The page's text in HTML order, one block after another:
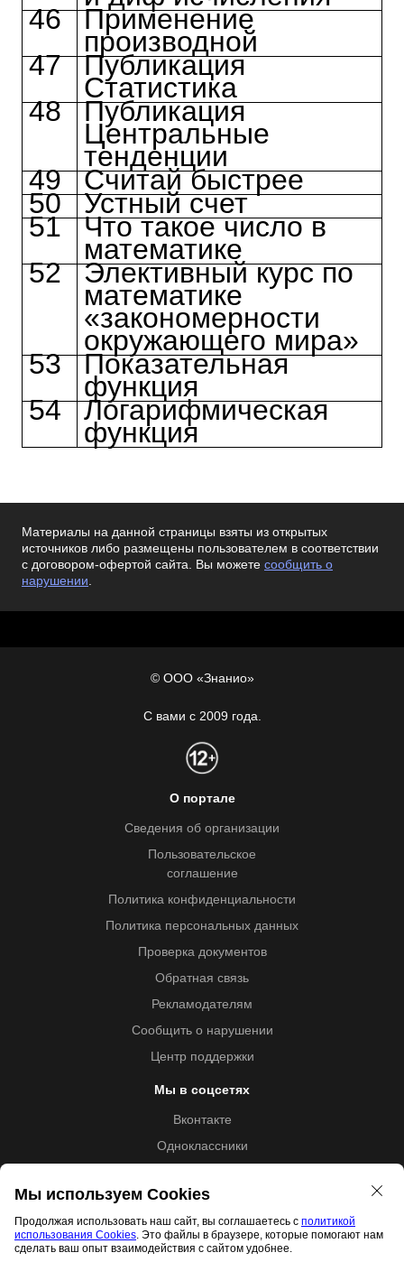
46 Применение
производной
47 Публикация
Статистика
48 Публикация
Центральные
тенденции
49 Считай быстрее
50 Устный счет
51 Что такое число в
математике
52 Элективный курс по
математике
«закономерности
окружающего мира»
53 Показательная
функция
54 Логарифмическая
функция
Материалы на данной страницы взяты из открытых
источников либо размещены пользователем в соответствии
с договором-офертой сайта. Вы можете сообщить о
нарушении.
© ООО «Знанио»
С вами с 2009 года.
О портале
Сведения об организации
Пользовательское
соглашение
Политика конфиденциальности
Политика персональных данных
Проверка документов
Обратная связь
Рекламодателям
Сообщить о нарушении
Центр поддержки
Мы в соцсетях
Вконтакте
Одноклассники
Образовательная лицензия №5257 от 09.09.2020 (Л035-
Мы используем Cookies
Продолжая использовать наш сайт, вы соглашаетесь с политикой
использования Cookies. Это файлы в браузере, которые помогают нам
сделать ваш опыт взаимодействия с сайтом удобнее.